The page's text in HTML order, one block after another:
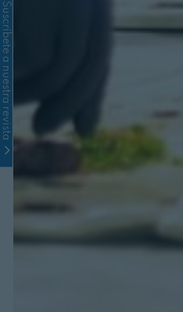
Suscríbete a nuestra revista